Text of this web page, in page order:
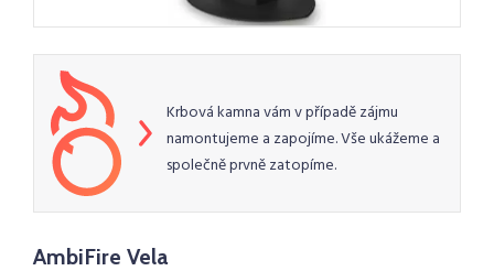
Krbová kamna vám v případě zájmu
namontujeme a zapojíme. Vše ukážeme a
společně prvně zatopíme.
AmbiFire Vela